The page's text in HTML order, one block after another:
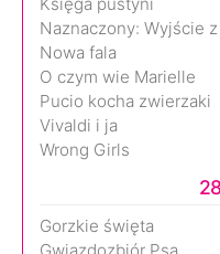
Naznaczony: Wyjście
Nowa fala
O czym wie Marielle
Pucio kocha zwierzaki
Vivaldi i ja
Wrong Girls
Gorzkie święta